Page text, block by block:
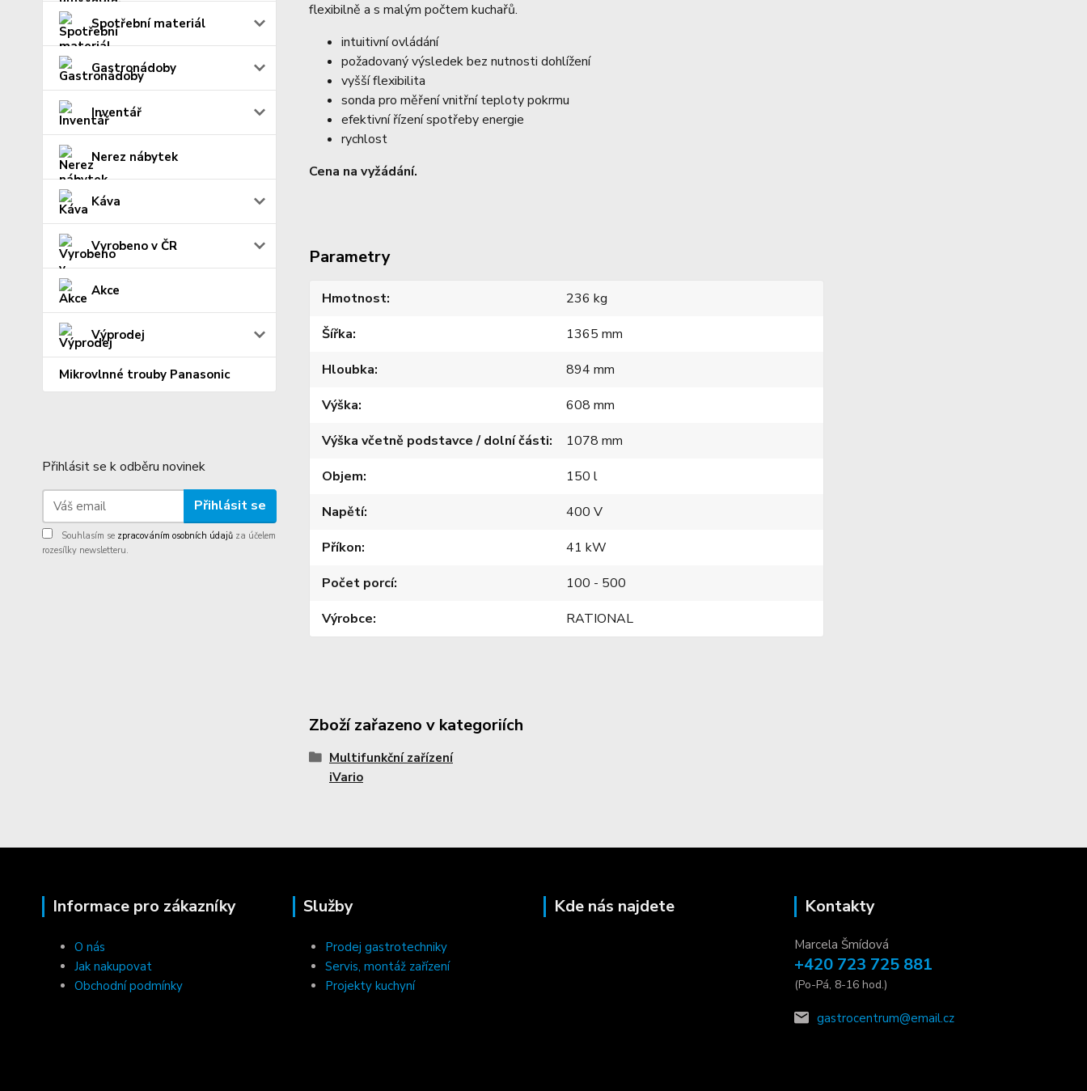
Spotřební materiál
Gastronádoby
Inventář
Nerez nábytek
Káva
Vyrobeno v ČR
Akce
Výprodej
Mikrovlnné trouby Panasonic
Přihlásit se k odběru novinek
Přihlásit se
Souhlasím se zpracováním osobních údajů za účelem
rozesílky newsletteru.
flexibilně a s malým počtem kuchařů.
intuitivní ovládání
požadovaný výsledek bez nutnosti dohlížení
vyšší flexibilita
sonda pro měření vnitřní teploty pokrmu
efektivní řízení spotřeby energie
rychlost
Cena na vyžádání.
Parametry
Hmotnost
236 kg
Šířka
1365 mm
Hloubka
894 mm
Výška
608 mm
Výška včetně podstavce / dolní části
1078 mm
Objem
150 l
Napětí
400 V
Příkon
41 kW
Počet porcí
100 - 500
Výrobce
RATIONAL
Zboží zařazeno v kategoriích
Multifunkční zařízení
iVario
Informace pro zákazníky
O nás
Jak nakupovat
Obchodní podmínky
Služby
Prodej gastrotechniky
Servis, montáž zařízení
Projekty kuchyní
Kde nás najdete Kontakty
Marcela Šmídová
+420 723 725 881
(Po-Pá, 8-16 hod.)
gastrocentrum@email.cz